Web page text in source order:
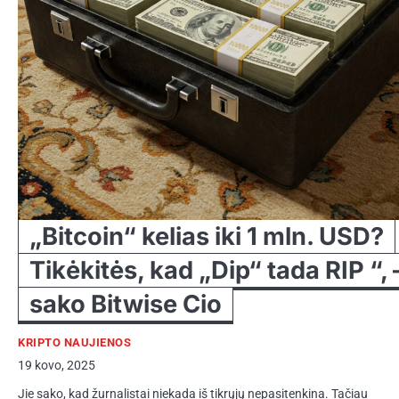
„Bitcoin“ kelias iki 1 mln. USD?
Tikėkitės, kad „Dip“ tada RIP “,
sako Bitwise Cio
KRIPTO NAUJIENOS
19 kovo, 2025
Jie sako, kad žurnalistai niekada iš tikrųjų nepasitenkina. Tačiau